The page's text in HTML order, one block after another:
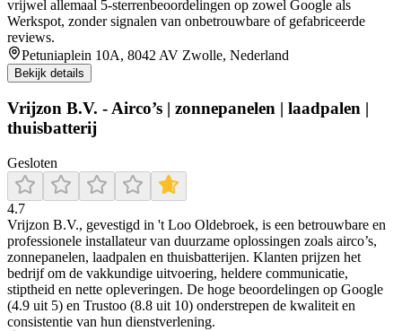
vrijwel allemaal 5-sterrenbeoordelingen op zowel Google als
Werkspot, zonder signalen van onbetrouwbare of gefabriceerde
reviews.
Petuniaplein 10A, 8042 AV Zwolle, Nederland
Bekijk details
Vrijzon B.V. - Airco’s | zonnepanelen | laadpalen |
thuisbatterij​
Gesloten
4.7
Vrijzon B.V., gevestigd in 't Loo Oldebroek, is een betrouwbare en
professionele installateur van duurzame oplossingen zoals airco’s,
zonnepanelen, laadpalen en thuisbatterijen. Klanten prijzen het
bedrijf om de vakkundige uitvoering, heldere communicatie,
stiptheid en nette opleveringen. De hoge beoordelingen op Google
(4.9 uit 5) en Trustoo (8.8 uit 10) onderstrepen de kwaliteit en
consistentie van hun dienstverlening.